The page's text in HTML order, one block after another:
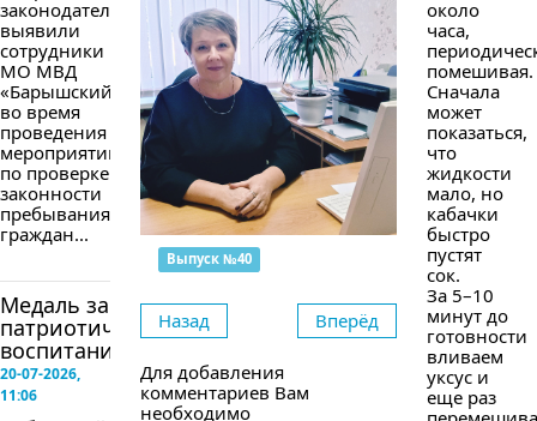
законодательства
выявили
сотрудники
МО МВД
«Барышский»
во время
проведения
мероприятий
по проверке
законности
пребывания
граждан...
Медаль за
патриотическое
воспитание
20-07-2026,
11:06
Выпуск №40
Назад Вперёд
Для добавления
комментариев Вам
необходимо
около
часа,
помешивая.
Сначала
может
показаться,
что
жидкости
мало, но
кабачки
быстро
пустят
сок.
За 5–10
минут до
готовности
вливаем
уксус и
еще раз